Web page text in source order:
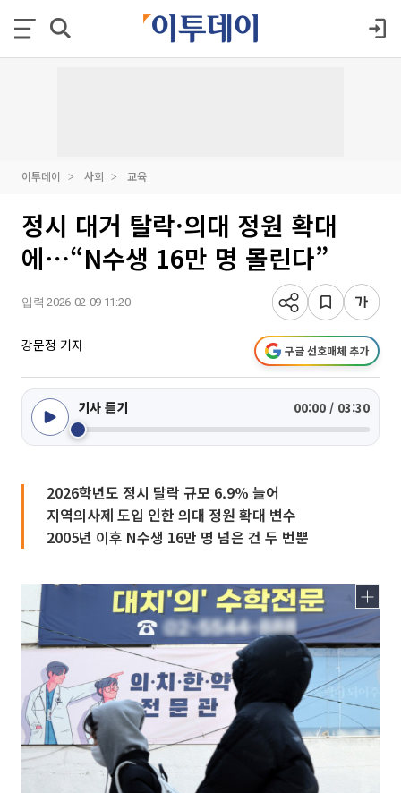
이투데이 사회 교육
정시 대거 탈락·의대 정원 확대
에⋯“N수생 16만 명 몰린다”
입력 2026-02-09 11:20
강문정 기자 구글 선호매체 추가
기사 듣기 00:00 / 03:30
2026학년도 정시 탈락 규모 6.9% 늘어
지역의사제 도입 인한 의대 정원 확대 변수
2005년 이후 N수생 16만 명 넘은 건 두 번뿐